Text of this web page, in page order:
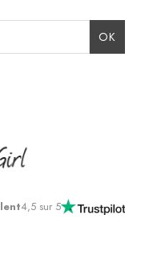
4,5 sur 5